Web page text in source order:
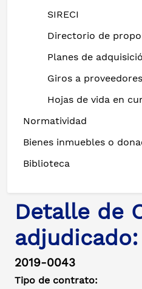
SIRECI
Directorio de
Planes de
Giros a proveedores
Hojas de vida en
Normatividad
Bienes inmuebles o
Biblioteca
Detalle de
adjudicado:
2019-0043
Tipo de contrato: